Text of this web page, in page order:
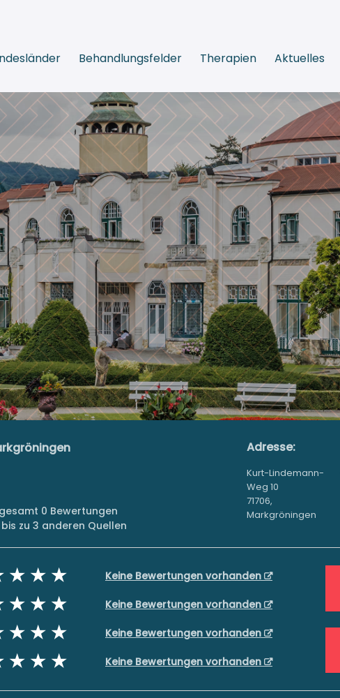
Behandlungsfelder Therapien Aktuelles
0 Bewertungen
zu 3 anderen Quellen
Adresse:
Kurt-Lindemann-
Weg 10
71706,
Markgröningen
Keine Bewertungen vorhanden
Keine Bewertungen vorhanden
Keine Bewertungen vorhanden
Keine Bewertungen vorhanden